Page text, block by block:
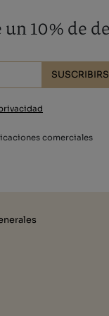
10% de
comerciales